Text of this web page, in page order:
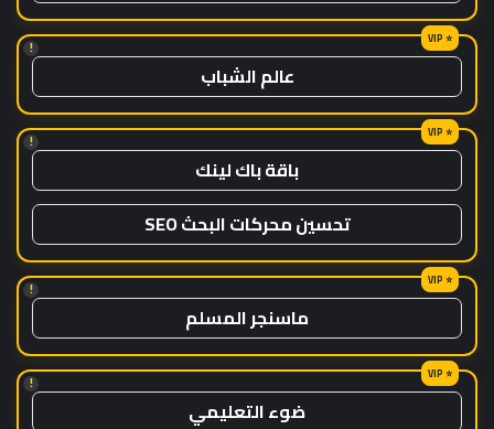
!
عالم الشباب
!
باقة باك لينك
تحسين محركات البحث SEO
!
ماسنجر المسلم
!
ضوء التعليمي